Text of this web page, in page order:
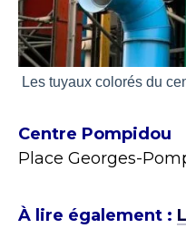
Les tuyaux colorés du
Centre Pompidou
Place Georges-
À lire également :